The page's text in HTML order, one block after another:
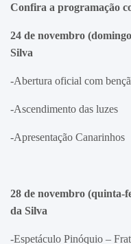
Confira a programação
24 de novembro
Silva
-Abertura oficial com
-Ascendimento das luzes
-Apresentação Canarinhos
28 de novembro (quinta-
da Silva
-Espetáculo Pinóquio –